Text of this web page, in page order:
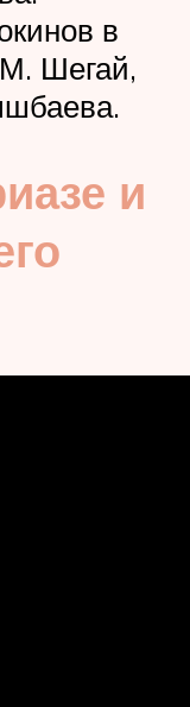
в
Шегай,
и